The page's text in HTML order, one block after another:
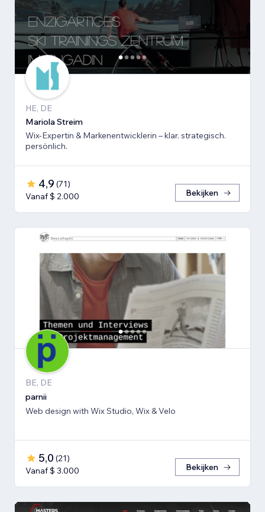
HE, DE
Mariola Streim
Wix-Expertin & Markenentwicklerin – klar. strategisch.
persönlich.
4,9 (71)
Vanaf $ 2.000
Bekijken
BE, DE
parnii
Web design with Wix Studio, Wix & Velo
5,0 (21)
Vanaf $ 3.000
Bekijken